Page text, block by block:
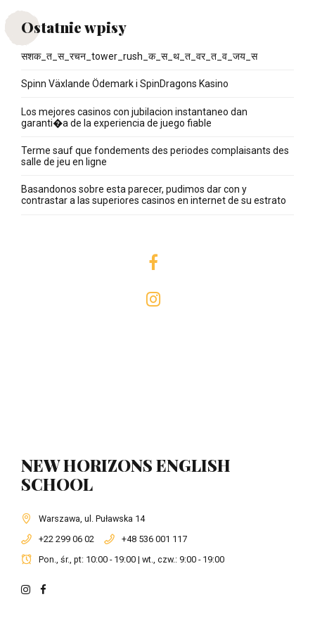
Ostatnie wpisy
सशक_त_स_रचन_tower_rush_क_स_थ_त_वर_त_व_जय_स
Spinn Växlande Ödemark i SpinDragons Kasino
Los mejores casinos con jubilacion instantaneo dan
garanti�a de la experiencia de juego fiable
Terme sauf que fondements des periodes complaisants des
salle de jeu en ligne
Basandonos sobre esta parecer, pudimos dar con y
contrastar a las superiores casinos en internet de su estrato
NEW HORIZONS ENGLISH
SCHOOL
Warszawa, ul. Puławska 14
+22 299 06 02
+48 536 001 117
Pon., śr., pt: 10:00 - 19:00 | wt., czw.: 9:00 - 19:00